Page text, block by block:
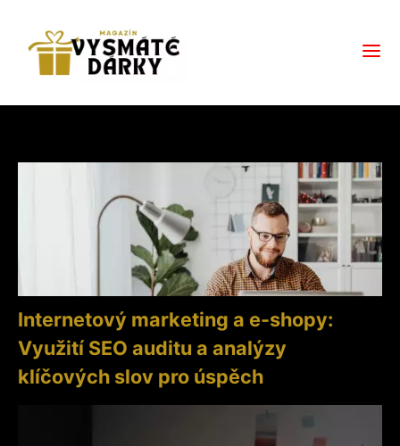
Internetový marketing a e-shopy:
Využití SEO auditu a analýzy
klíčových slov pro úspěch